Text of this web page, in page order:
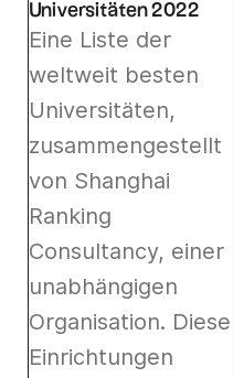
Universitäten 2022
Eine Liste der
weltweit besten
Universitäten,
zusammengestellt
von Shanghai
Ranking
Consultancy, einer
unabhängigen
Organisation. Diese
Einrichtungen